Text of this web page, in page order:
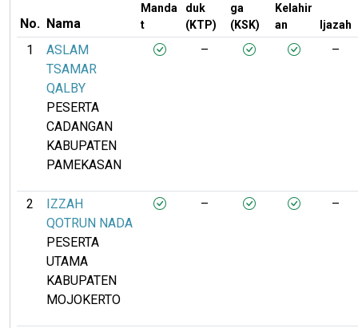
No. Nama
Manda
t
duk
(KTP)
ga
(KSK)
Kelahir
an
Ijazah
1
ASLAM
TSAMAR
QALBY
PESERTA
CADANGAN
KABUPATEN
PAMEKASAN
– –
2
IZZAH
QOTRUN NADA
PESERTA
UTAMA
KABUPATEN
MOJOKERTO
– –